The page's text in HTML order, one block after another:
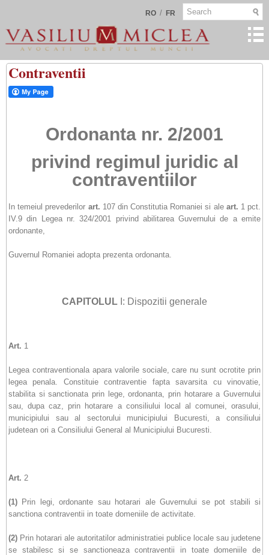
RO / FR
Contraventii
Ordonanta nr. 2/2001
privind regimul juridic al
contraventiilor
In temeiul prevederilor art. 107 din Constitutia Romaniei si ale art. 1 pct.
IV.9 din Legea nr. 324/2001 privind abilitarea Guvernului de a emite
ordonante,
Guvernul Romaniei adopta prezenta ordonanta.
CAPITOLUL I: Dispozitii generale
Art. 1
Legea contraventionala apara valorile sociale, care nu sunt ocrotite prin
legea penala. Constituie contraventie fapta savarsita cu vinovatie,
stabilita si sanctionata prin lege, ordonanta, prin hotarare a Guvernului
sau, dupa caz, prin hotarare a consiliului local al comunei, orasului,
municipiului sau al sectorului municipiului Bucuresti, a consiliului
judetean ori a Consiliului General al Municipiului Bucuresti.
Art. 2
(1) Prin legi, ordonante sau hotarari ale Guvernului se pot stabili si
sanctiona contraventii in toate domeniile de activitate.
(2) Prin hotarari ale autoritatilor administratiei publice locale sau judetene
se stabilesc si se sanctioneaza contraventii in toate domeniile de